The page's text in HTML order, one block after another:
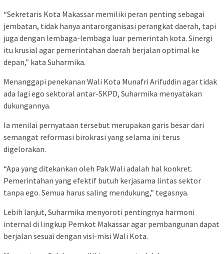
“Sekretaris Kota Makassar memiliki peran penting sebagai
jembatan, tidak hanya antarorganisasi perangkat daerah, tapi
juga dengan lembaga-lembaga luar pemerintah kota. Sinergi
itu krusial agar pemerintahan daerah berjalan optimal ke
depan,” kata Suharmika.
Menanggapi penekanan Wali Kota Munafri Arifuddin agar tidak
ada lagi ego sektoral antar-SKPD, Suharmika menyatakan
dukungannya.
Ia menilai pernyataan tersebut merupakan garis besar dari
semangat reformasi birokrasi yang selama ini terus
digelorakan.
“Apa yang ditekankan oleh Pak Wali adalah hal konkret.
Pemerintahan yang efektif butuh kerjasama lintas sektor
tanpa ego. Semua harus saling mendukung,” tegasnya.
Lebih lanjut, Suharmika menyoroti pentingnya harmoni
internal di lingkup Pemkot Makassar agar pembangunan dapat
berjalan sesuai dengan visi-misi Wali Kota.